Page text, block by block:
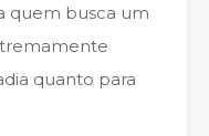
quem busca um
quanto para